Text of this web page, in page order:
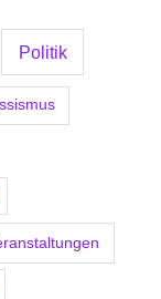
Politik